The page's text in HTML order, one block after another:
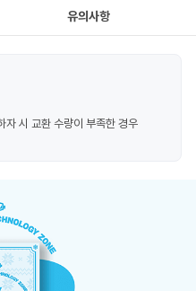
유의사항
자 시 교환 수량이 부족한 경우